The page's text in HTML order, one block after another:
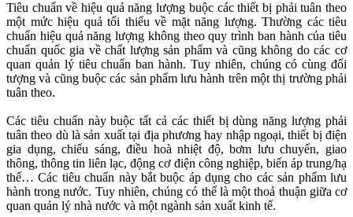
Tiêu chuẩn về hiệu quả năng lượng buộc các thiết bị phải tuân theo
một mức hiệu quả tối thiểu về mặt năng lượng. Thường các tiêu
chuẩn hiệu quả năng lượng không theo quy trình ban hành của tiêu
chuẩn quốc gia về chất lượng sản phẩm và cũng không do các cơ
quan quản lý tiêu chuẩn ban hành. Tuy nhiên, chúng có cùng đối
tượng và cũng buộc các sản phẩm lưu hành trên một thị trường phải
tuân theo.
Các tiêu chuẩn này buộc tất cả các thiết bị dùng năng lượng phải
tuân theo dù là sản xuất tại địa phương hay nhập ngoại, thiết bị điện
gia dụng, chiếu sáng, điều hoà nhiệt độ, bơm lưu chuyển, giao
thông, thông tin liên lạc, động cơ điện công nghiệp, biến áp trung/hạ
thế… Các tiêu chuẩn này bắt buộc áp dụng cho các sản phẩm lưu
hành trong nước. Tuy nhiên, chúng có thể là một thoả thuận giữa cơ
quan quản lý nhà nước và một ngành sản xuất kinh tế.